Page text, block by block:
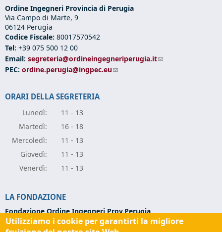
Ordine Ingegneri Provincia di Perugia
Via Campo di Marte, 9
06124 Perugia
Codice Fiscale: 80017570542
Tel: +39 075 500 12 00
Email: segreteria@ordineingegneriperugia.it(link sends e-mail)
PEC: ordine.perugia@ingpec.eu(link sends e-mail)
ORARI DELLA SEGRETERIA
Lunedì:
11 - 13
Martedì:
16 - 18
Mercoledì:
11 - 13
Giovedì:
11 - 13
Venerdì: 11 - 13
LA FONDAZIONE
Fondazione Ordine Ingegneri Prov.Perugia
Via Campo di Marte, 9 - 06124 Perugia
Codice Fiscale: 94139270543
Utilizziamo i cookie per garantirti la migliore